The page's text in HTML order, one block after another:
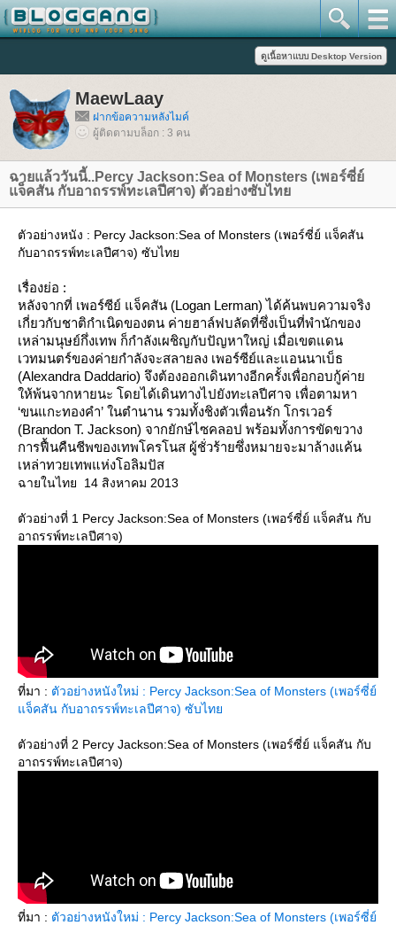
MaewLaay
ฝากข้อความหลังไมค์
ผู้ติดตามบล็อก : 3 คน
ฉายแล้ววันนี้..Percy Jackson:Sea of Monsters (เพอร์ซี่ย์
จ็คสัน กับอาถรรพ์ทะเลปีศาจ) ตัวอย่างซับไท
ตัวอย่างหนัง : Percy Jackson:Sea of Monsters (เพอร์ซี่ย์ แจ็คสัน
กับอาถรรพ์ทะเลปีศาจ) ซับไท
เรื่องย่อ :
หลังจากที่ เพอร์ซีย์ แจ็คสัน (Logan Lerman) ได้ค้นพบความจริง
เกี่ยวกับชาติกำเนิดของตน ค่ายฮาล์ฟบลัดที่ซึ่งเป็นที่พำนักของ
เหล่ามนุษย์กึ่งเทพ ก็กำลังเผชิญกับปัญหาใหญ่ เมื่อเขตแดน
เวทมนตร์ของค่ายกำลังจะสลายลง เพอร์ซีย์และแอนนาเบ็ธ
(Alexandra Daddario) จึงต้องออกเดินทางอีกครั้งเพื่อกอบกู้ค่า
ห้พ้นจากหายนะ โดยได้เดินทางไปยังทะเลปีศาจ เพื่อตามหา
‘ขนแกะทองคำ’ ในตำนาน รวมทั้งชิงตัวเพื่อนรัก โกรเวอร์
(Brandon T. Jackson) จากยักษ์ไซคลอป พร้อมทั้งการขัดขวาง
การฟื้นคืนชีพของเทพโครโนส ผู้ชั่วร้ายซึ่งหมายจะมาล้างแค้น
เหล่าทวยเทพแห่งโอลิมปัส
ฉายในไทย 14 สิงหาคม 2013
ตัวอย่างที่ 1 Percy Jackson:Sea of Monsters (เพอร์ซี่ย์ แจ็คสัน กับ
อาถรรพ์ทะเลปีศาจ)
ที่มา : ตัวอย่างหนังใหม่ : Percy Jackson:Sea of Monsters (เพอร์ซี่ย์
จ็คสัน กับอาถรรพ์ทะเลปีศาจ) ซับไท
ตัวอย่างที่ 2 Percy Jackson:Sea of Monsters (เพอร์ซี่ย์ แจ็คสัน กับ
อาถรรพ์ทะเลปีศาจ)
ที่มา : ตัวอย่างหนังใหม่ : Percy Jackson:Sea of Monsters (เพอร์ซี่ย์